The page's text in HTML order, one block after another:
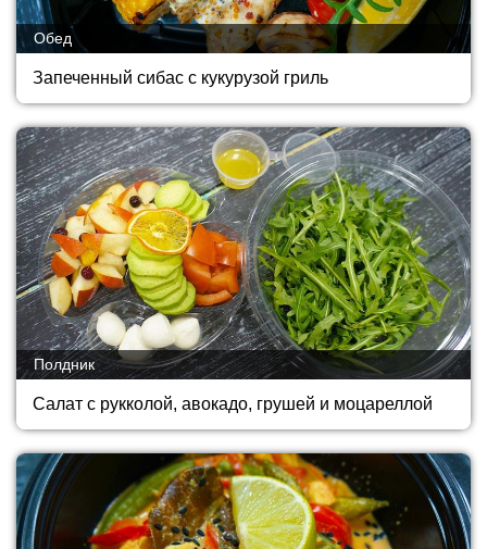
Обед
Запеченный сибас с кукурузой гриль
Полдник
Салат с рукколой, авокадо, грушей и моцареллой